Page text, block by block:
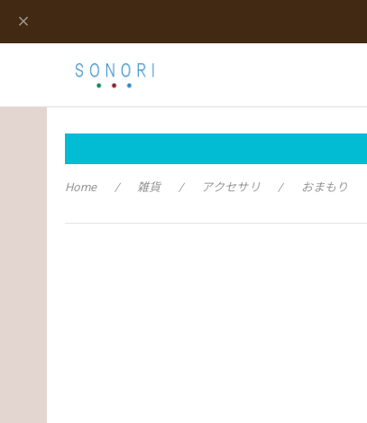
Home 雑貨 アクセサリ おまもり